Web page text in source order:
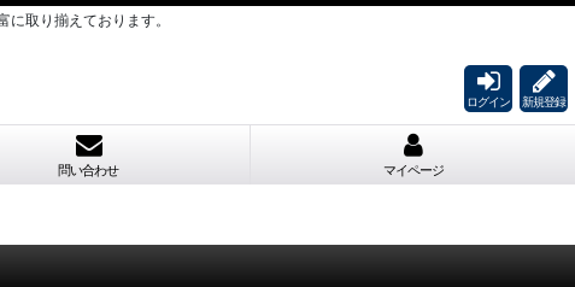
取り揃えております。
ログイン 新規登録
問い合わせ マイページ